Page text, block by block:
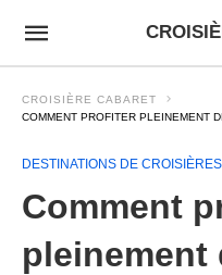
CROISIÈRE CABARET
COMMENT PROFITER PLEINEMENT
DESTINATIONS DE CROISIÈRES
Comment
pleinement